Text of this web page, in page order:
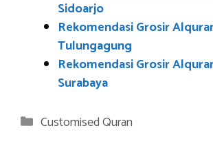
Sidoarjo
Rekomendasi Grosir
Tulungagung
Rekomendasi Grosir
Surabaya
Categories
Customised Quran